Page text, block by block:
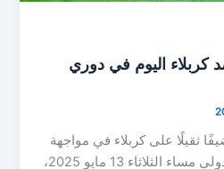
كربلاء اليوم في دوري
ثقيلًا على كربلاء في مواجهة
13 مايو 2025،